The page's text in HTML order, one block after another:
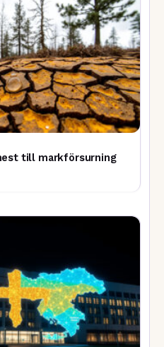
till markförsurning